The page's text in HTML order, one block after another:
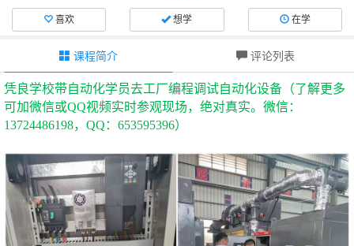
喜欢 想学 在学
课程简介 评论列表
凭良学校带自动化学员去工厂编程调试自动化设备（了解更多
可加微信或QQ视频实时参观现场，绝对真实。微信：
13724486198，QQ：653595396）